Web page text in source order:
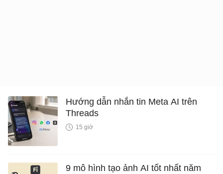
Hướng dẫn nhắn tin Meta AI trên
Threads
15 giờ
9 mô hình tạo ảnh AI tốt nhất năm